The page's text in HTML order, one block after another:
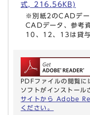
式, 216.56KB)
※別紙2のCADデ
CADデータ、参考
10、12、13は貸与
PDFファイルの閲覧
ソフトがインストール
サイトから Adobe
ください。